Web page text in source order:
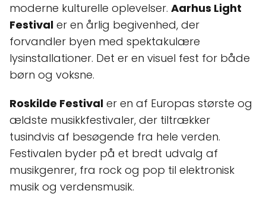
moderne kulturelle oplevelser. Aarhus Light
Festival er en årlig begivenhed, der
forvandler byen med spektakulære
lysinstallationer. Det er en visuel fest for både
børn og voksne.
Roskilde Festival er en af Europas største og
ældste musikkfestivaler, der tiltrækker
tusindvis af besøgende fra hele verden.
Festivalen byder på et bredt udvalg af
musikgenrer, fra rock og pop til elektronisk
musik og verdensmusik.